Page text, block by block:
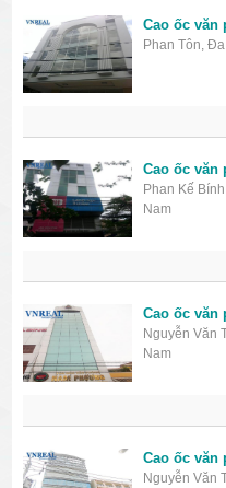
Cao ốc văn
Phan Tôn,
Cao ốc văn
Phan Kế
Nam
Cao ốc văn
Nguyễn Văn
Nam
Cao ốc văn
Nguyễn Văn